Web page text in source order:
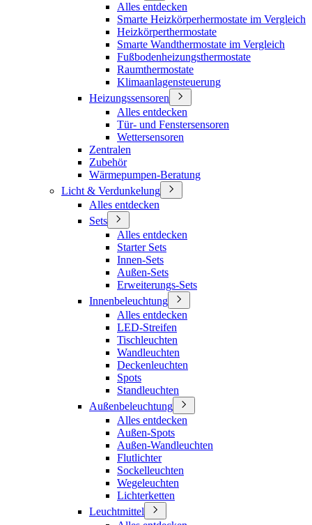
Alles entdecken
Smarte Heizkörperhermostate im Vergleich
Heizkörperthermostate
Smarte Wandthermostate im Vergleich
Fußbodenheizungsthermostate
Raumthermostate
Klimaanlagensteuerung
Heizungssensoren
Alles entdecken
Tür- und Fenstersensoren
Wettersensoren
Zentralen
Zubehör
Wärmepumpen-Beratung
Licht & Verdunkelung
Alles entdecken
Sets
Alles entdecken
Starter Sets
Innen-Sets
Außen-Sets
Erweiterungs-Sets
Innenbeleuchtung
Alles entdecken
LED-Streifen
Tischleuchten
Wandleuchten
Deckenleuchten
Spots
Standleuchten
Außenbeleuchtung
Alles entdecken
Außen-Spots
Außen-Wandleuchten
Flutlichter
Sockelleuchten
Wegeleuchten
Lichterketten
Leuchtmittel